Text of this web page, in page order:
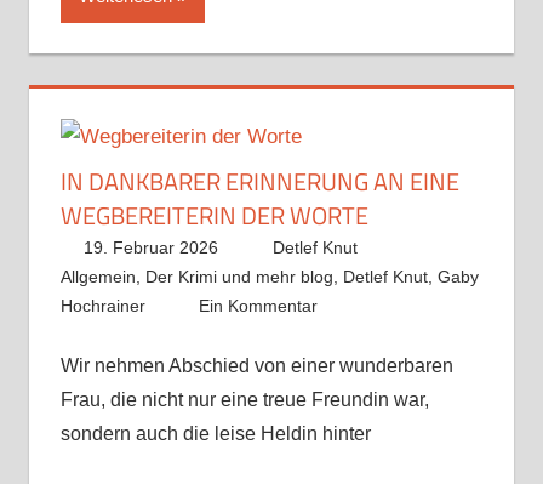
IN DANKBARER ERINNERUNG AN EINE
WEGBEREITERIN DER WORTE
19. Februar 2026
Detlef Knut
Allgemein
Der Krimi und mehr blog Detlef Knut, Gaby
Hochrainer
Ein Kommentar
Wir nehmen Abschied von einer wunderbaren
Frau, die nicht nur eine treue Freundin war,
sondern auch die leise Heldin hinter